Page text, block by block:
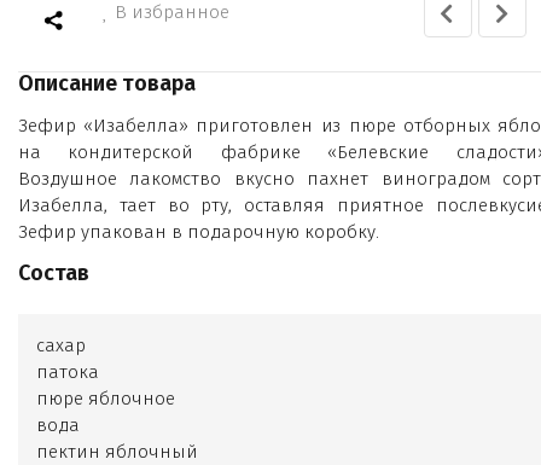
В избранное
Описание товара
Зефир «Изабелла» приготовлен из пюре отборных
на кондитерской фабрике «Белевские
Воздушное лакомство вкусно пахнет виноградом
Изабелла, тает во рту, оставляя приятное
Зефир упакован в подарочную коробку.
Состав
сахар
патока
пюре яблочное
вода
пектин яблочный